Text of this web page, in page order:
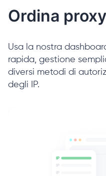
Ordina
Usa la nostra
rapida, gestione
diversi metodi di
degli IP.